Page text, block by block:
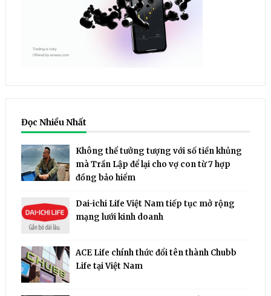
Đọc Nhiều Nhất
Không thể tưởng tượng với số tiền khủng
mà Trần Lập để lại cho vợ con từ 7 hợp
đồng bảo hiểm
Dai-ichi Life Việt Nam tiếp tục mở rộng
mạng lưới kinh doanh
ACE Life chính thức đổi tên thành Chubb
Life tại Việt Nam